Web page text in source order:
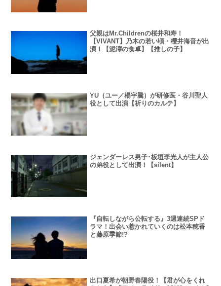
父親はMr.Childrenの桜井和寿！
【VIVANT】乃木の若い頃・櫻井海音が出
演！【泥濘の食卓】【推しの子】
YU（ユー／楊宇騰）が研修医・谷川聖人
役として出演【祈りのカルテ】
ジェンダーレス男子･板垣李光人が主人公
の弟役として出演！【silent】
『自転しながら公転する』3週連続SPド
ラマ！出会い惹かれていくのは松本穂香
と藤原季節!?
出口夏希が朝野春陽役！【君が心をくれ